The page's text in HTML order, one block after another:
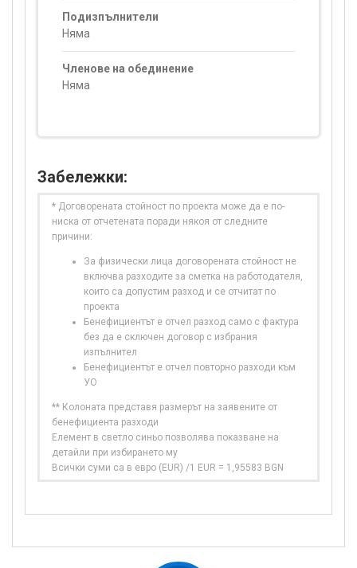
Подизпълнители
Няма
Членове на обединение
Няма
Забележки:
* Договорената стойност по проекта може да е по-
ниска от отчетената поради някоя от следните
причини:
За физически лица договорената стойност не
включва разходите за сметка на работодателя,
които са допустим разход и се отчитат по
проекта
Бенефициентът е отчел разход само с фактура
без да е сключен договор с избрания
изпълнител
Бенефициентът е отчел повторно разходи към
УО
** Колоната представя размерът на заявените от
бенефициента разходи
Елемент в светло синьо позволява показване на
детайли при избирането му
Всички суми са в евро (EUR) /1 EUR = 1,95583 BGN